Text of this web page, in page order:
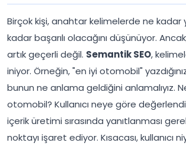
Birçok kişi, anahtar kelimelerde ne kadar
kadar başarılı olacağını düşünüyor.
artık geçerli değil. Semantik SEO,
iniyor. Örneğin, "en iyi otomobil"
bunun ne anlama geldiğini anlamalıyız.
otomobil? Kullanıcı neye göre
içerik üretimi sırasında yanıtlanması
noktayı işaret ediyor. Kısacası, kullanıcı